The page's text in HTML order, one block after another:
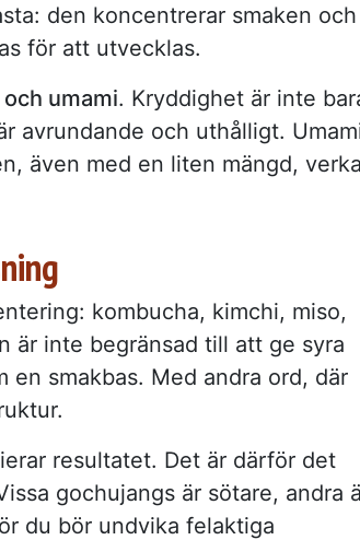
den koncentrerar smaken och
för att utvecklas.
umami. Kryddighet är inte
avrundande och uthålligt.
även med en liten mängd,
kombucha, kimchi, miso,
är inte begränsad till att ge syra
en smakbas. Med andra ord, där
resultatet. Det är därför det
gochujangs är sötare, andra
du bör undvika felaktiga